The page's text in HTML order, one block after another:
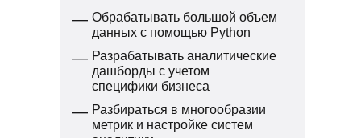
—
—
Обрабатывать большой объем
данных с помощью Python
—
Разрабатывать аналитические
дашборды с учетом
специфики бизнеса
Разбираться в многообразии
метрик и настройке систем